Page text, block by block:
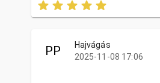
PP
Hajvágás
2025-11-08 17:06